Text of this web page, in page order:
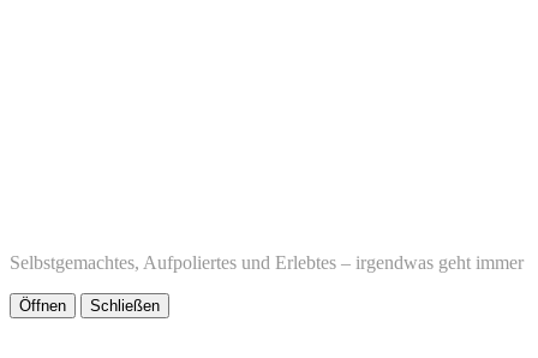
Selbstgemachtes, Aufpoliertes und Erlebtes – irgendwas geht immer
Öffnen Schließen